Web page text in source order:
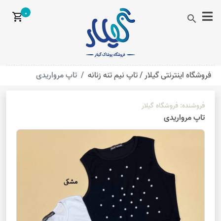
search
shopping_cart0
فروشگاه اینترنتی گیلار /تاپ نیم تنه زنانه تاپ مرواریدی
فروشنده: فروشگاه گیلار
تاپ مرواریدی